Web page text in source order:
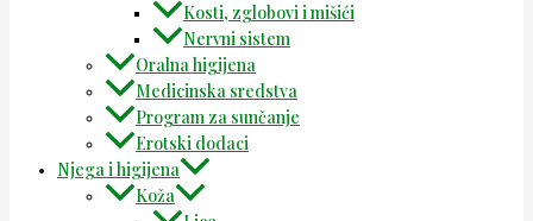
Kosti, zglobovi i mišići
Nervni sistem
Oralna higijena
Medicinska sredstva
Program za sunčanje
Erotski dodaci
Njega i higijena
Koža